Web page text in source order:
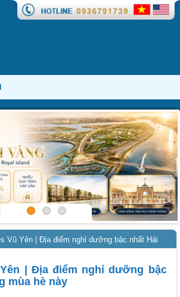
Vũ Yên | Địa điểm nghỉ dưỡng bậc nhất Hải
| Địa điểm nghỉ dưỡng bậc
mùa hè này